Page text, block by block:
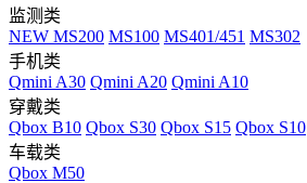
监测类
NEW MS200 MS100 MS401/451 MS302
手机类
Qmini A30 Qmini A20 Qmini A10
穿戴类
Qbox B10 Qbox S30 Qbox S15 Qbox S10
车载类
Qbox M50